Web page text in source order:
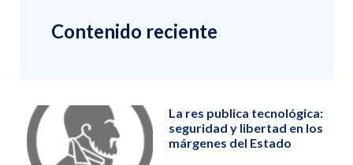
Contenido reciente
La res publica tecnológica:
seguridad y libertad en los
márgenes del Estado